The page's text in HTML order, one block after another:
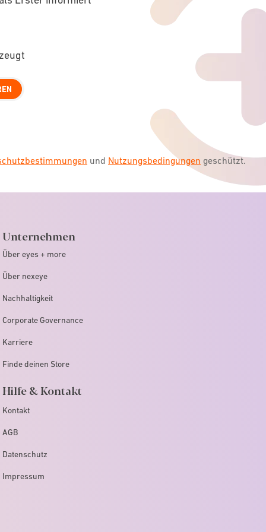
und Nutzungsbedingungen geschützt.
Unternehmen
Über eyes + more
Über nexeye
Nachhaltigkeit
Corporate Governance
Karriere
Finde deinen Store
Hilfe & Kontakt
Kontakt
AGB
Datenschutz
Impressum